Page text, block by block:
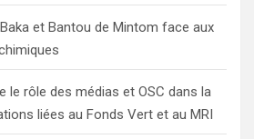
et Bantou de Mintom face aux
le rôle des médias et OSC dans la
liées au Fonds Vert et au MRI